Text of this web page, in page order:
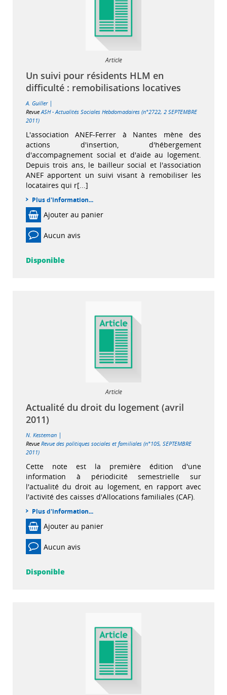
Article
Un suivi pour résidents HLM en
difficulté : remobilisations locatives
A. Guiller |
Revue ASH - Actualités Sociales Hebdomadaires (n°2722, 2 SEPTEMBRE
2011)
L'association ANEF-Ferrer à Nantes mène des
actions d'insertion, d'hébergement
d'accompagnement social et d'aide au logement.
Depuis trois ans, le bailleur social et l'association
ANEF apportent un suivi visant à remobiliser les
locataires qui r[...]
Plus d'information...
Ajouter au panier
Aucun avis
Disponible
Article
Actualité du droit du logement (avril
2011)
N. Kesteman |
Revue Revue des politiques sociales et familiales (n°105, SEPTEMBRE
2011)
Cette note est la première édition d'une
information à périodicité semestrielle sur
l'actualité du droit au logement, en rapport avec
l'activité des caisses d'Allocations familiales (CAF).
Plus d'information...
Ajouter au panier
Aucun avis
Disponible